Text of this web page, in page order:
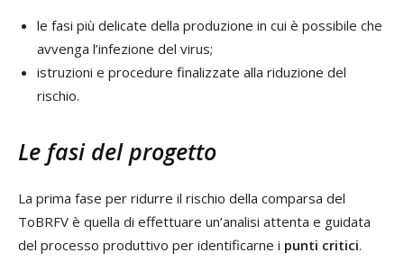
le fasi più delicate della produzione in cui è possibile che
avvenga l’infezione del virus;
istruzioni e procedure finalizzate alla riduzione del
rischio.
Le fasi del progetto
La prima fase per ridurre il rischio della comparsa del
ToBRFV è quella di effettuare un’analisi attenta e guidata
del processo produttivo per identificarne i punti critici.